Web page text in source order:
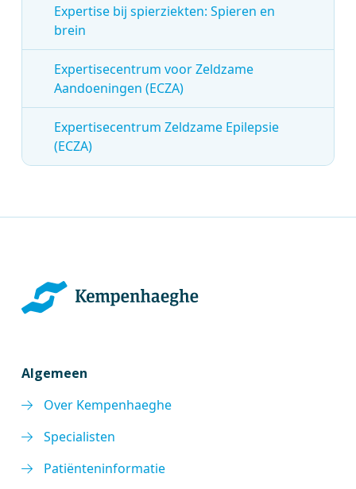
Expertise bij spierziekten: Spieren en
brein
Expertisecentrum voor Zeldzame
Aandoeningen (ECZA)
Expertisecentrum Zeldzame Epilepsie
(ECZA)
Algemeen
Over Kempenhaeghe
Specialisten
Patiënteninformatie